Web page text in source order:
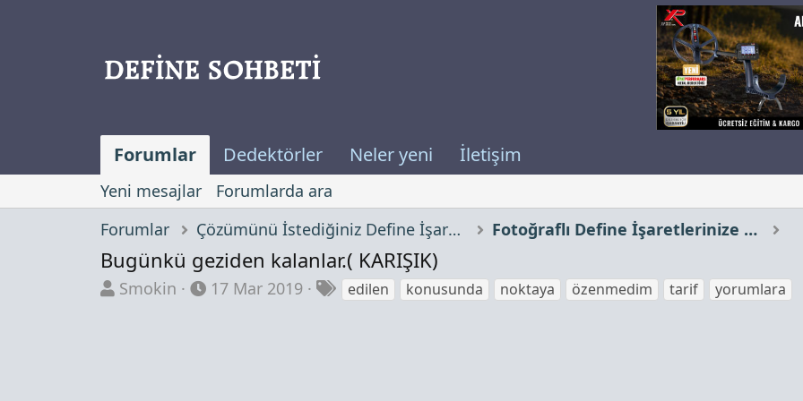
Forumlar Dedektörler Neler yeni İletişim
Yeni mesajlar
Forumlarda ara
Forumlar
Çözümünü İstediğiniz Define İşaretleri Fotoğraflı Define İşaretlerinize Yorumlar
Bugünkü geziden kalanlar.( KARIŞIK)
K
Smokin
B
17 Mar 2019
Eedilen konusunda noktaya özenmedim tarif yorumlara